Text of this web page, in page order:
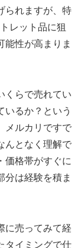
られますが、特
レット品に狙
能性が高まりま
くらで売れてい
いるか？という
メルカリですで
んとなく理解で
価格帯がすぐに
分は経験を積ま
に売ってみて経
タイミングで仕